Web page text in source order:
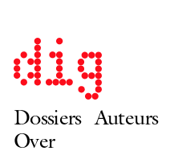
Dossiers Auteurs
Over